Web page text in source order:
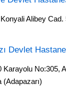
Alibey
Devlet
Karayolu No:305,